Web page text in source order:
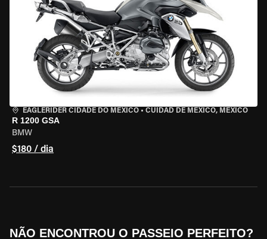
EAGLERIDER CIDADE DO MÉXICO • CUIDAD DE MEXICO, MEXICO
R 1200 GSA
BMW
$180 / dia
NÃO ENCONTROU O PASSEIO PERFEITO?